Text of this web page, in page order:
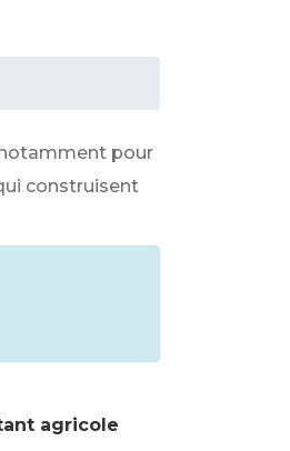
pour
construisent
agricole